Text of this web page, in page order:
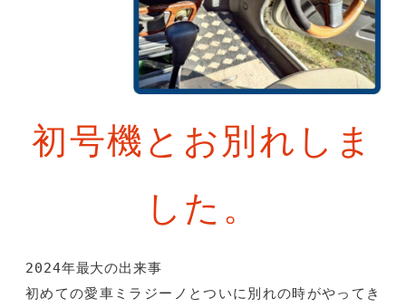
初号機とお別れしま
した。
2024年最大の出来事
初めての愛車ミラジーノとついに別れの時がやってき